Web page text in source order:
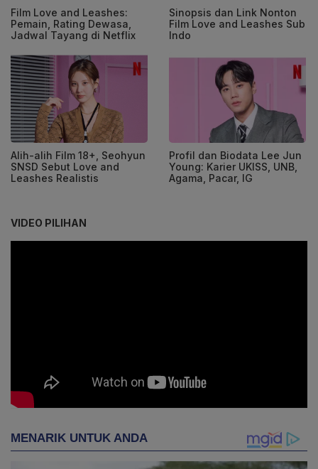
Film Love and Leashes:
Pemain, Rating Dewasa,
Jadwal Tayang di Netflix
Sinopsis dan Link Nonton
Film Love and Leashes Sub
Indo
Alih-alih Film 18+, Seohyun
SNSD Sebut Love and
Leashes Realistis
Profil dan Biodata Lee Jun
Young: Karier UKISS, UNB,
Agama, Pacar, IG
VIDEO PILIHAN